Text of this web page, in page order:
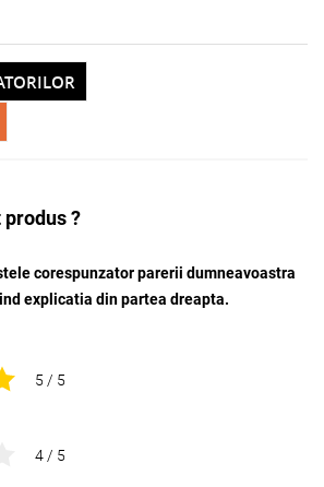
?
corespunzator parerii dumneavoastra
explicatia din partea dreapta.
5 / 5
4 / 5